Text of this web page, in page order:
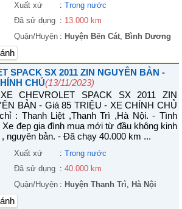
Xuất xứ : Trong nước
Đã sử dụng : 13.000 km
Quận/Huyện : Huyện Bến Cát, Bình Dương
SPACK SX 2011 ZIN NGUYÊN BẢN -
CHỦ(13/11/2023)
CHEVROLET SPACK SX 2011 ZIN
BẢN - Giá 85 TRIỆU - XE CHÍNH CHỦ
: Thanh Liệt ,Thanh Trì ,Hà Nội. - Tình
Xe đẹp gia đình mua mới từ đầu không kinh
, nguyên bản. - Đã chạy 40.000 km ...
Xuất xứ : Trong nước
Đã sử dụng : 40.000 km
Quận/Huyện : Huyện Thanh Trì, Hà Nội